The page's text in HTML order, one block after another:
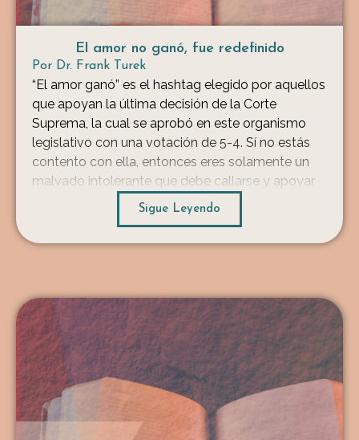
El amor no ganó, fue redefinido
Por Dr. Frank Turek
“El amor ganó” es el hashtag elegido por aquellos
que apoyan la última decisión de la Corte
Suprema, la cual se aprobó en este organismo
legislativo con una votación de 5-4. Sí no estás
contento con ella, entonces eres solamente un
malvado intolerante que debe callarse y apoyar
la nueva legislación. Olvida el hecho que […]
Sigue Leyendo